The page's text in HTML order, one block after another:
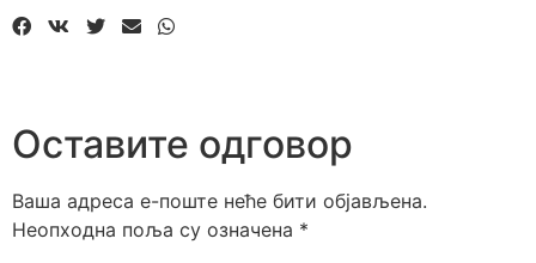
Оставите одговор
Ваша адреса е-поште неће бити објављена.
Неопходна поља су означена *